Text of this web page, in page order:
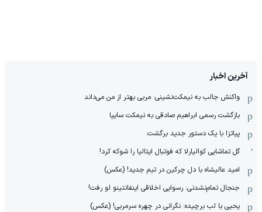
آخرین اخبار
واکنش جالب به نیمکت‌نشینی: مربی بهتر از من می‌داند
بازگشت رسمی ابراهیم صادقی به نیمکت سایپا
پیاتزا با یک دستور جدید برگشت
گل تماشایی کوالیارلا که فوتبال ایتالیا را شوکه کرد!
امید عالیشاه با دل چرکین در تیم جدید! (عکس)
جنجال تمام‌نشدنی:‌ رسوایی اخلاقی اینفانتینو لو رفت!
یحیی با لب برچیده: نگرانی در چهره سرمربی! (عکس)